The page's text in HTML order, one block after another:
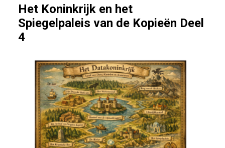
Het Koninkrijk en het
Spiegelpaleis van de Kopieën Deel
4